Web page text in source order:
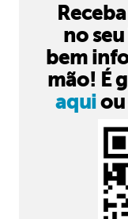
no
bem
mão! É
aquiou